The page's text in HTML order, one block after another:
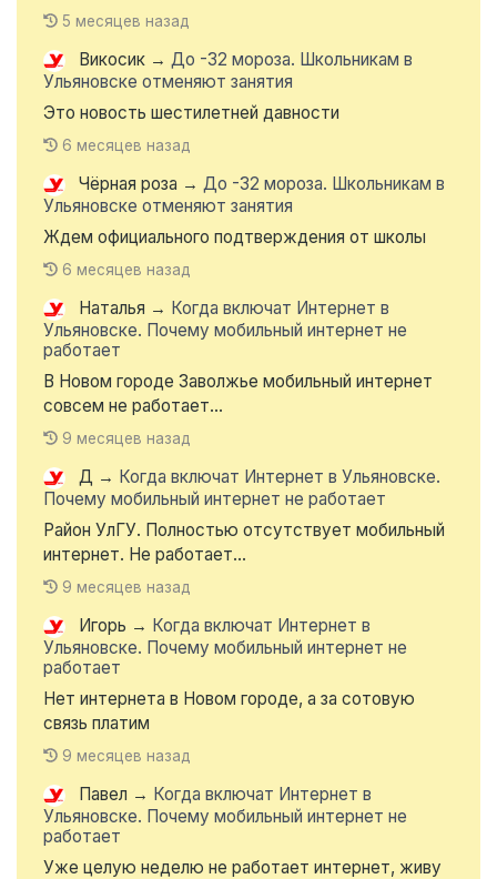
5 месяцев назад
Викосик → До -32 мороза. Школьникам в
Ульяновске отменяют занятия
Это новость шестилетней давности
6 месяцев назад
Чёрная роза → До -32 мороза. Школьникам в
Ульяновске отменяют занятия
Ждем официального подтверждения от школы
6 месяцев назад
Наталья → Когда включат Интернет в
Ульяновске. Почему мобильный интернет не
работает
В Новом городе Заволжье мобильный интернет
совсем не работает...
9 месяцев назад
Д → Когда включат Интернет в Ульяновске.
Почему мобильный интернет не работает
Район УлГУ. Полностью отсутствует мобильный
интернет. Не работает...
9 месяцев назад
Игорь → Когда включат Интернет в
Ульяновске. Почему мобильный интернет не
работает
Нет интернета в Новом городе, а за сотовую
связь платим
9 месяцев назад
Павел → Когда включат Интернет в
Ульяновске. Почему мобильный интернет не
работает
Уже целую неделю не работает интернет, живу